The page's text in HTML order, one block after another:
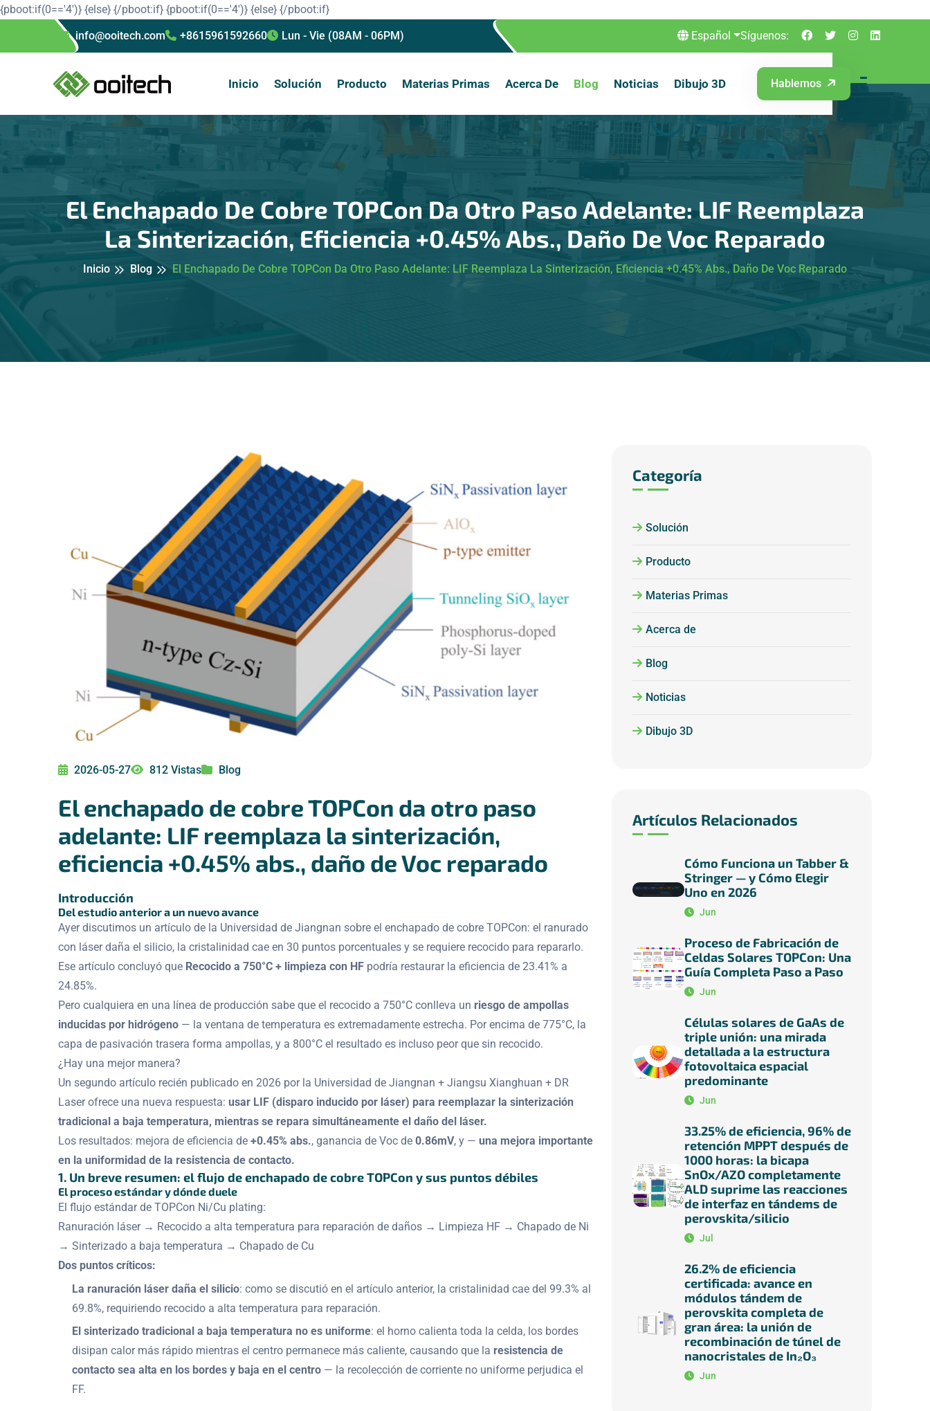
{pboot:if(0=='4')} {else} {/pboot:if} {pboot:if(0=='4')} {else} {/pboot:if}
info@ooitech.com
+8615961592660 Lun - Vie (08AM - 06PM) Español Síguenos:
Inicio Solución Producto Materias Primas Acerca De Blog Noticias Dibujo 3D Hablemos
El Enchapado De Cobre TOPCon Da Otro Paso Adelante: LIF Reemplaza
La Sinterización, Eficiencia +0.45% Abs., Daño De Voc Reparado
Inicio Blog El Enchapado De Cobre TOPCon Da Otro Paso Adelante: LIF Reemplaza La Sinterización, Eficiencia +0.45% Abs., Daño De Voc Reparado
2026-05-27 812 Vistas Blog
El enchapado de cobre TOPCon da otro paso
adelante: LIF reemplaza la sinterización,
eficiencia +0.45% abs., daño de Voc reparado
Introducción
Del estudio anterior a un nuevo avance
Ayer discutimos un artículo de la Universidad de Jiangnan sobre el enchapado de cobre TOPCon: el ranurado
con láser daña el silicio, la cristalinidad cae en 30 puntos porcentuales y se requiere recocido para repararlo.
Ese artículo concluyó que Recocido a 750°C + limpieza con HF podría restaurar la eficiencia de 23.41% a
24.85%.
Pero cualquiera en una línea de producción sabe que el recocido a 750°C conlleva un riesgo de ampollas
inducidas por hidrógeno — la ventana de temperatura es extremadamente estrecha. Por encima de 775°C, la
capa de pasivación trasera forma ampollas, y a 800°C el resultado es incluso peor que sin recocido.
¿Hay una mejor manera?
Un segundo artículo recién publicado en 2026 por la Universidad de Jiangnan + Jiangsu Xianghuan + DR
Laser ofrece una nueva respuesta: usar LIF (disparo inducido por láser) para reemplazar la sinterización
tradicional a baja temperatura, mientras se repara simultáneamente el daño del láser.
Los resultados: mejora de eficiencia de +0.45% abs., ganancia de Voc de 0.86mV, y — una mejora importante
en la uniformidad de la resistencia de contacto.
1. Un breve resumen: el flujo de enchapado de cobre TOPCon y sus puntos débiles
El proceso estándar y dónde duele
El flujo estándar de TOPCon Ni/Cu plating:
Ranuración láser → Recocido a alta temperatura para reparación de daños → Limpieza HF → Chapado de Ni
→ Sinterizado a baja temperatura → Chapado de Cu
Dos puntos críticos:
La ranuración láser daña el silicio: como se discutió en el artículo anterior, la cristalinidad cae del 99.3% al
69.8%, requiriendo recocido a alta temperatura para reparación.
El sinterizado tradicional a baja temperatura no es uniforme: el horno calienta toda la celda, los bordes
disipan calor más rápido mientras el centro permanece más caliente, causando que la resistencia de
contacto sea alta en los bordes y baja en el centro — la recolección de corriente no uniforme perjudica el
FF.
Categoría
Solución
Producto
Materias Primas
Acerca de
Blog
Noticias
Dibujo 3D
Artículos Relacionados
Cómo Funciona un Tabber &
Stringer — y Cómo Elegir
Uno en 2026
Jun
Proceso de Fabricación de
Celdas Solares TOPCon: Una
Guía Completa Paso a Paso
Jun
Células solares de GaAs de
triple unión: una mirada
detallada a la estructura
fotovoltaica espacial
predominante
Jun
33.25% de eficiencia, 96% de
retención MPPT después de
1000 horas: la bicapa
SnOx/AZO completamente
ALD suprime las reacciones
de interfaz en tándems de
perovskita/silicio
Jul
26.2% de eficiencia
certificada: avance en
módulos tándem de
perovskita completa de
gran área: la unión de
recombinación de túnel de
nanocristales de In₂O₃
Jun